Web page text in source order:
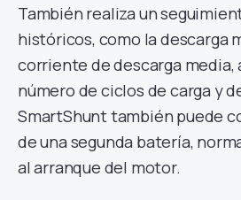
También realiza un
históricos, como la descarga
corriente de descarga media,
número de ciclos de carga y
SmartShunt también puede
de una segunda batería,
al arranque del motor.